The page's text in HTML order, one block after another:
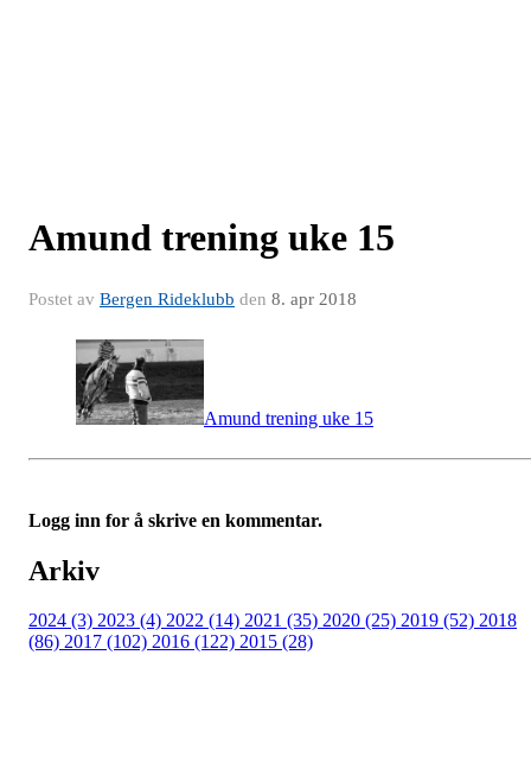
Amund trening uke 15
Postet av Bergen Rideklubb den 8. apr 2018
Amund trening uke 15
Logg inn for å skrive en kommentar.
Arkiv
2024 (3) 2023 (4) 2022 (14) 2021 (35) 2020 (25) 2019 (52) 2018
(86) 2017 (102) 2016 (122) 2015 (28)